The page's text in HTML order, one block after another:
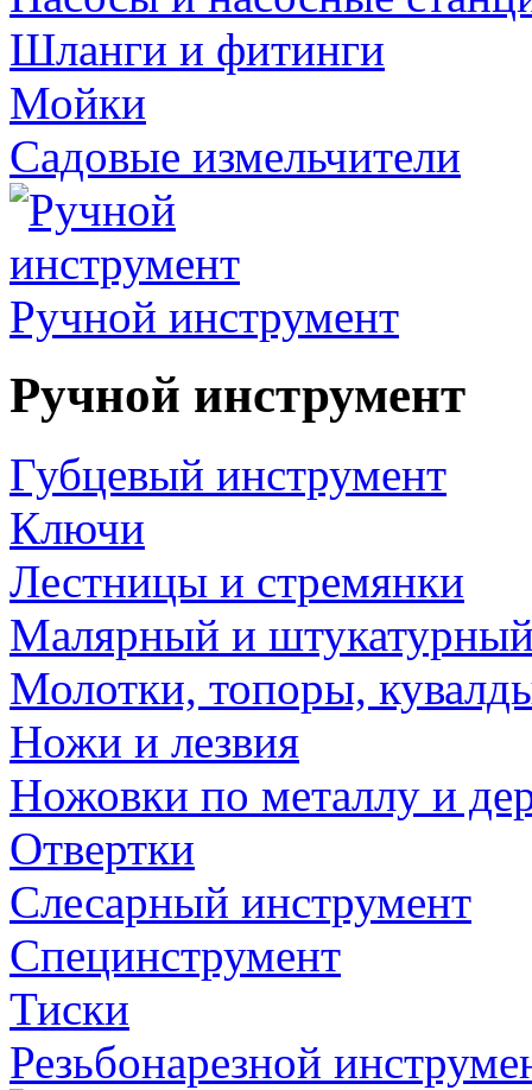
Шланги и фитинги
Мойки
Садовые измельчители
Ручной инструмент
Ручной инструмент
Губцевый инструмент
Ключи
Лестницы и стремянки
Малярный и
Молотки, топоры,
Ножи и лезвия
Ножовки по металлу и
Отвертки
Слесарный инструмент
Специнструмент
Тиски
Резьбонарезной